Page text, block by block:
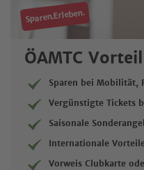
Sparen.Erleben.
ÖAMTC
Sparen bei Mobilität,
Vergünstigte Tickets
Saisonale
Internationale
Vorweis Clubkarte